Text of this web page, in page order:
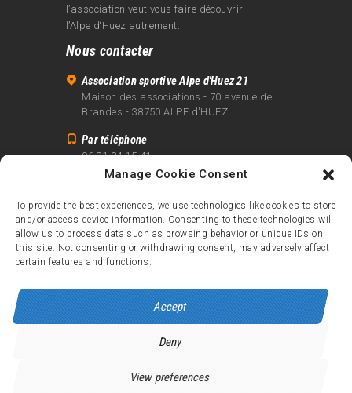
Manage Cookie Consent
To provide the best experiences, we use technologies like cookies to store
and/or access device information. Consenting to these technologies will
allow us to process data such as browsing behavior or unique IDs on
this site. Not consenting or withdrawing consent, may adversely affect
certain features and functions.
Accept
Deny
View preferences
l’association veut vous faire découvrir
l’Alpe d‘Huez autrement.
Nous contacter
Association sportive Alpe d'Huez 21
Maison des associations - 70 avenue de
Brandes - 38750 ALPE d'HUEZ
Par téléphone
06 81 24 15 41
info@alpe21.fr
Mentions légales
Contact
crédits